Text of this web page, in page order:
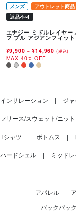
メンズ
アウトレット商品
返品不可
エナジー ミドルレイヤー
プ プル アジアンフィット
¥9,900~ ¥14,960 (税込)
MAX 40% OFF
インサレーション ジ
フリース/スウェット/ニット
Tシャツ ボトムス
ハードシェル ミッド
アパレル |
バックパッ